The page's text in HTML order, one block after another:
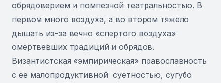
обрядоверием и помпезной театральностью. В
первом много воздуха, а во втором тяжело
дышать из-за вечно «спертого воздуха»
омертвевших традиций и обрядов.
Византистская «эмпирическая» православность
с ее малопродуктивной суетностью, сугубо